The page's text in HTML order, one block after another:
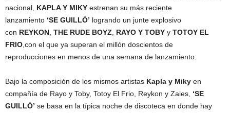
nacional, KAPLA Y MIKY estrenan su más reciente
lanzamiento ‘SE GUILLÓ’ logrando un junte explosivo
con REYKON THE RUDE BOYZ RAYO Y TOBY y TOTOY EL
FRIO ,con el que ya superan el millón doscientos de
reproducciones en menos de una semana de lanzamiento.
Bajo la composición de los mismos artistas Kapla y Miky en
compañía de Rayo y Toby, Totoy El Frio, Reykon y Zaies, ‘SE
GUILLÓ’ se basa en la típica noche de discoteca en donde hay